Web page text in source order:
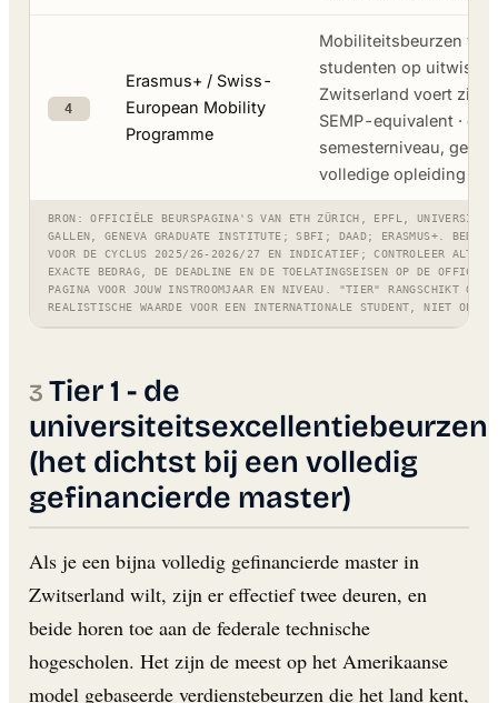
4
Erasmus+ / Swiss-
European Mobility
Programme
Mobiliteitsbeurzen
studenten op
Zwitserland voert zijn
SEMP-equivalent · op
semesterniveau, geen
volledige opleiding
BRON: OFFICIËLE BEURSPAGINA'S VAN ETH ZÜRICH, EPFL, UNIVERSITY
GALLEN, GENEVA GRADUATE INSTITUTE; SBFI; DAAD; ERASMUS+.
VOOR DE CYCLUS 2025/26-2026/27 EN INDICATIEF; CONTROLEER ALTIJD
EXACTE BEDRAG, DE DEADLINE EN DE TOELATINGSEISEN OP DE
PAGINA VOOR JOUW INSTROOMJAAR EN NIVEAU. "TIER" RANGSCHIKT OP
REALISTISCHE WAARDE VOOR EEN INTERNATIONALE STUDENT, NIET OP
Tier 1 - de
universiteitsexcellentiebeurzen
(het dichtst bij een volledig
gefinancierde master)
Als je een bijna volledig gefinancierde master in
Zwitserland wilt, zijn er effectief twee deuren, en
beide horen toe aan de federale technische
hogescholen. Het zijn de meest op het Amerikaanse
model gebaseerde verdienstebeurzen die het land kent,